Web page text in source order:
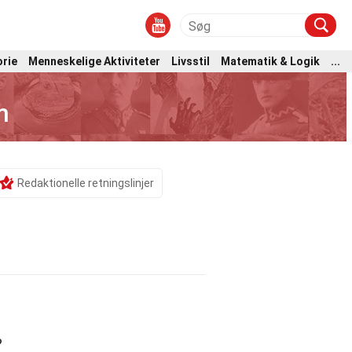
Menneskelige Aktiviteter Livsstil Matematik & Logik ...
Redaktionelle retningslinjer